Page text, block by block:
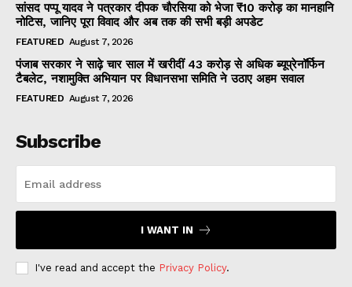
सांसद पप्पू यादव ने पत्रकार दीपक चौरसिया को भेजा ₹10 करोड़ का मानहानि
नोटिस, जानिए पूरा विवाद और अब तक की सभी बड़ी अपडेट
FEATURED August 7, 2026
पंजाब सरकार ने साढ़े चार साल में खरीदीं 43 करोड़ से अधिक ब्यूप्रेनॉर्फिन
टैबलेट, नशामुक्ति अभियान पर विधानसभा समिति ने उठाए अहम सवाल
FEATURED August 7, 2026
Subscribe
I WANT IN
I've read and accept the Privacy Policy.